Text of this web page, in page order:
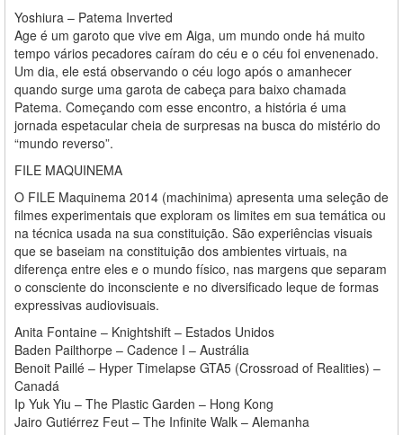
Yoshiura – Patema Inverted
Age é um garoto que vive em Aiga, um mundo onde há muito
tempo vários pecadores caíram do céu e o céu foi envenenado.
Um dia, ele está observando o céu logo após o amanhecer
quando surge uma garota de cabeça para baixo chamada
Patema. Começando com esse encontro, a história é uma
jornada espetacular cheia de surpresas na busca do mistério do
“mundo reverso”.
FILE MAQUINEMA
O FILE Maquinema 2014 (machinima) apresenta uma seleção de
filmes experimentais que exploram os limites em sua temática ou
na técnica usada na sua constituição. São experiências visuais
que se baseiam na constituição dos ambientes virtuais, na
diferença entre eles e o mundo físico, nas margens que separam
o consciente do inconsciente e no diversificado leque de formas
expressivas audiovisuais.
Anita Fontaine – Knightshift – Estados Unidos
Baden Pailthorpe – Cadence I – Austrália
Benoit Paillé – Hyper Timelapse GTA5 (Crossroad of Realities) –
Canadá
Ip Yuk Yiu – The Plastic Garden – Hong Kong
Jairo Gutiérrez Feut – The Infinite Walk – Alemanha